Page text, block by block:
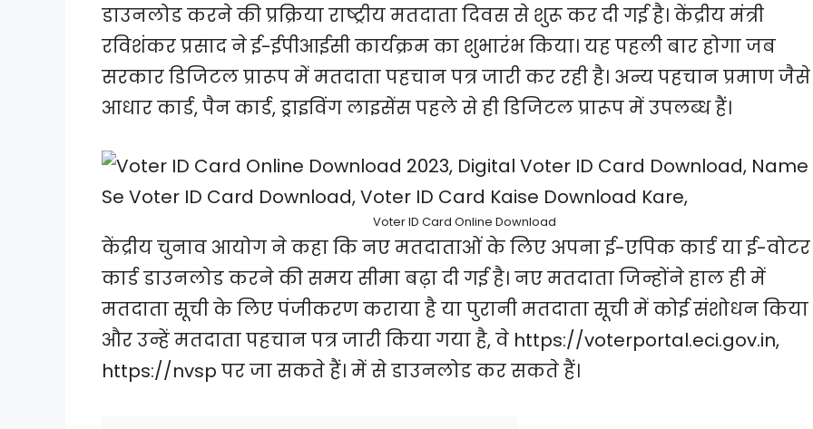
डाउनलोड करने की प्रक्रिया राष्ट्रीय मतदाता दिवस से शुरू कर दी गई है। केंद्रीय मंत्री
रविशंकर प्रसाद ने ई-ईपीआईसी कार्यक्रम का शुभारंभ किया। यह पहली बार होगा जब
सरकार डिजिटल प्रारूप में मतदाता पहचान पत्र जारी कर रही है। अन्य पहचान प्रमाण जैसे
आधार कार्ड, पैन कार्ड, ड्राइविंग लाइसेंस पहले से ही डिजिटल प्रारूप में उपलब्ध हैं।
Voter ID Card Online Download
केंद्रीय चुनाव आयोग ने कहा कि नए मतदाताओं के लिए अपना ई-एपिक कार्ड या ई-वोटर
कार्ड डाउनलोड करने की समय सीमा बढ़ा दी गई है। नए मतदाता जिन्होंने हाल ही में
मतदाता सूची के लिए पंजीकरण कराया है या पुरानी मतदाता सूची में कोई संशोधन किया
और उन्हें मतदाता पहचान पत्र जारी किया गया है, वे https://voterportal.eci.gov.in,
https://nvsp पर जा सकते हैं। में से डाउनलोड कर सकते हैं।